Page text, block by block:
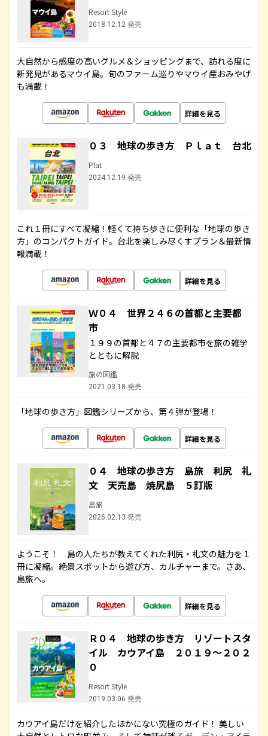
Resort Style
2018.12.12 発売
大自然から感度の高いグルメ＆ショッピングまで、訪れる度に
新発見があるマウイ島。旬のファーム巡りやマウイ産おみやげ
も満載！
詳細を見る
０３ 地球の歩き方 Ｐｌａｔ 台北
Plat
2024.12.19 発売
これ１冊にすべて凝縮！軽くて持ち歩きに便利な「地球の歩き
方」のコンパクトガイド。台北を楽しみ尽くすプラン＆最新情
報満載！
詳細を見る
Ｗ０４ 世界２４６の首都と主要都
市
１９９の首都と４７の主要都市を旅の雑学
とともに解説
旅の図鑑
2021.03.18 発売
「地球の歩き方」図鑑シリーズから、第４弾が登場！
詳細を見る
０４ 地球の歩き方 島旅 利尻 礼
文 天売島 焼尻島 ５訂版
島旅
2026.02.13 発売
ようこそ！ 島の人たちが教えてくれた利尻・礼文の魅力を１
冊に凝縮。絶景スポットから遊び方、カルチャーまで。さあ、
島旅へ。
詳細を見る
Ｒ０４ 地球の歩き方 リゾートスタ
イル カウアイ島 ２０１９～２０２
０
Resort Style
2019.03.06 発売
カウアイ島だけを紹介したほかにない究極のガイド！ 美しい